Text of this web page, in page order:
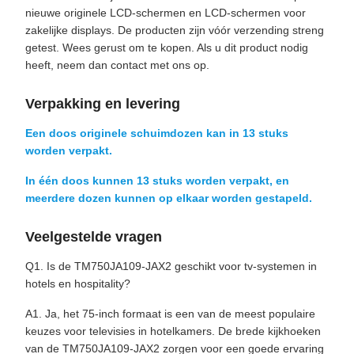
nieuwe originele LCD-schermen en LCD-schermen voor
zakelijke displays. De producten zijn vóór verzending streng
getest. Wees gerust om te kopen. Als u dit product nodig
heeft, neem dan contact met ons op.
Verpakking en levering
Een doos originele schuimdozen kan in 13 stuks
worden verpakt.
In één doos kunnen 13 stuks worden verpakt, en
meerdere dozen kunnen op elkaar worden gestapeld.
Veelgestelde vragen
Q1. Is de TM750JA109-JAX2 geschikt voor tv-systemen in
hotels en hospitality?
A1. Ja, het 75-inch formaat is een van de meest populaire
keuzes voor televisies in hotelkamers. De brede kijkhoeken
van de TM750JA109-JAX2 zorgen voor een goede ervaring